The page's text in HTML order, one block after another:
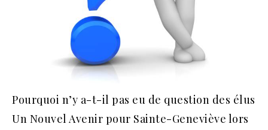
Pourquoi n’y a-t-il pas eu de question des élus
Un Nouvel Avenir pour Sainte-Geneviève lors